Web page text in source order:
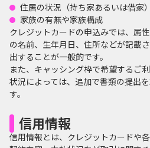
住居の状況（持ち家あるいは借家）
家族の有無や家族構成
クレジットカードの申込みでは、属
の名前、生年月日、住所などが記載
出することが一般的です。
また、キャッシング枠で希望するご
状況によっては、追加で書類の提出
す。
信用情報
信用情報とは、クレジットカードや